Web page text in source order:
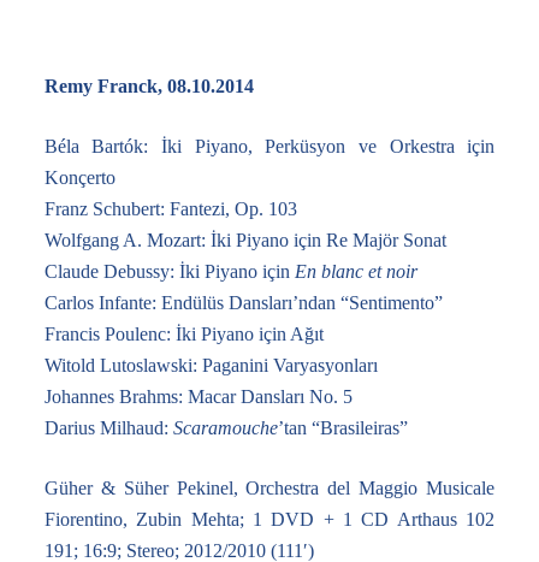
Remy Franck, 08.10.2014
Béla Bartók: İki Piyano, Perküsyon ve Orkestra için
Konçerto
Franz Schubert: Fantezi, Op. 103
Wolfgang A. Mozart: İki Piyano için Re Majör Sonat
Claude Debussy: İki Piyano için En blanc et noir
Carlos Infante: Endülüs Dansları’ndan “Sentimento”
Francis Poulenc: İki Piyano için Ağıt
Witold Lutoslawski: Paganini Varyasyonları
Johannes Brahms: Macar Dansları No. 5
Darius Milhaud: Scaramouche’tan “Brasileiras”
Güher & Süher Pekinel, Orchestra del Maggio Musicale
Fiorentino, Zubin Mehta; 1 DVD + 1 CD Arthaus 102
191; 16:9; Stereo; 2012/2010 (111′)